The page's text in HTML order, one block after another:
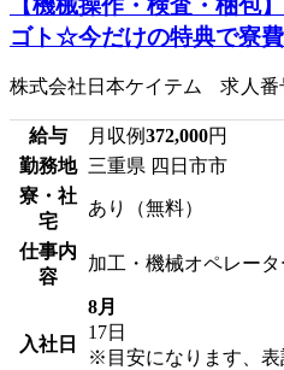
ゴト☆今だけの特典で寮
株式会社日本ケイテム 求人番
給与 月収例372,000円
勤務地 三重県 四日市市
寮・社
宅
あり（無料）
仕事内
容
加工・機械オペレー
入社日
8月
17日
※目安になります、表